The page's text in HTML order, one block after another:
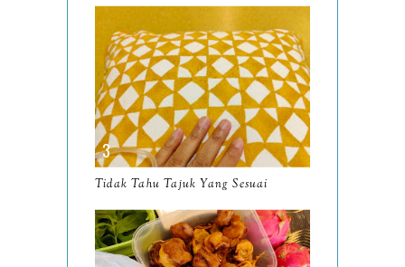
2024130
December19
November12
October10
August9
Tidak Tahu Tajuk Yang Sesuai